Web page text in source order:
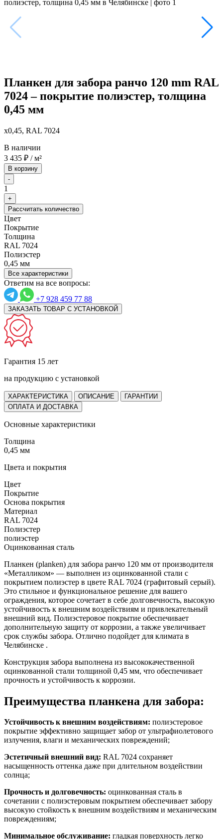
Планкен для забора ранчо 120 mm RAL
7024 – покрытие полиэстер, толщина
0,45 мм
x0,45, RAL 7024
В наличии
3 435 ₽ / м²
В корзину
-
1
+
Рассчитать количество
Цвет
Покрытие
Толщина
RAL 7024
Полиэстер
0,45 мм
Все характеристики
Ответим на все вопросы:
+7 928 459 77 88
ЗАКАЗАТЬ ТОВАР С УСТАНОВКОЙ
Гарантия 15 лет
на продукцию с установкой
ХАРАКТЕРИСТИКА ОПИСАНИЕ
ГАРАНТИИ
ОПЛАТА И ДОСТАВКА
Основные характеристики
Толщина
0,45 мм
Цвета и покрытия
Цвет
Покрытие
Основа покрытия
Материал
RAL 7024
Полиэстер
полиэстер
Оцинкованная сталь
Планкен (planken) для забора ранчо 120 мм от производителя
«Металликом» — выполнен из оцинкованной стали с
покрытием полиэстер в цвете RAL 7024 (графитовый серый).
Это стильное и функциональное решение для вашего
ограждения, которое сочетает в себе долговечность, высокую
устойчивость к внешним воздействиям и привлекательный
внешний вид. Полиэстеровое покрытие обеспечивает
дополнительную защиту от коррозии, а также увеличивает
срок службы забора. Отлично подойдет для климата в
Челябинске .
Конструкция забора выполнена из высококачественной
оцинкованной стали толщиной 0,45 мм, что обеспечивает
прочность и устойчивость к коррозии.
Преимущества планкена для забора:
Устойчивость к внешним воздействиям: полиэстеровое
покрытие эффективно защищает забор от ультрафиолетового
излучения, влаги и механических повреждений;
Эстетичный внешний вид: RAL 7024 сохраняет
насыщенность оттенка даже при длительном воздействии
солнца;
Прочность и долговечность: оцинкованная сталь в
сочетании с полиэстеровым покрытием обеспечивает забору
высокую стойкость к внешним воздействиям и механическим
повреждениям;
Минимальное обслуживание: гладкая поверхность легко